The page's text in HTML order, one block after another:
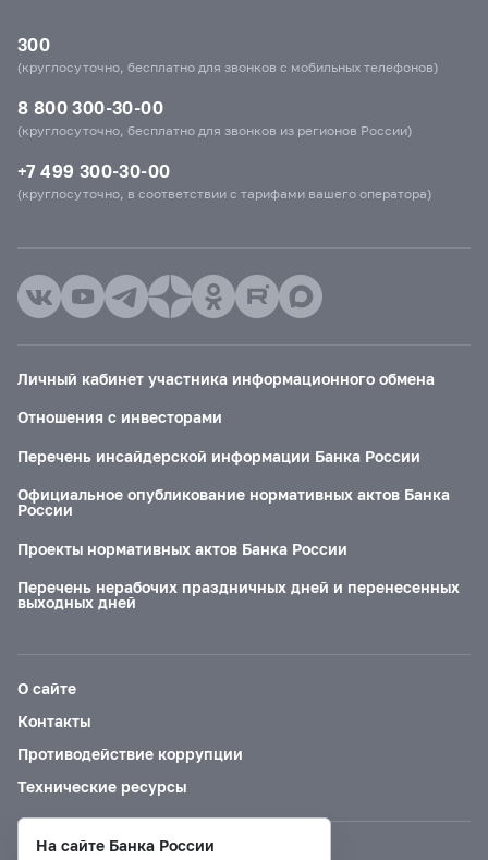
300
(круглосуточно, бесплатно для звонков с мобильных телефонов)
8 800 300-30-00
(круглосуточно, бесплатно для звонков из регионов России)
+7 499 300-30-00
(круглосуточно, в соответствии с тарифами вашего оператора)
Личный кабинет участника информационного обмена
Отношения с инвесторами
Перечень инсайдерской информации Банка России
Официальное опубликование нормативных актов Банка
России
Проекты нормативных актов Банка России
Перечень нерабочих праздничных дней и перенесенных
выходных дней
О сайте
Контакты
Противодействие коррупции
Технические ресурсы
На сайте Банка России